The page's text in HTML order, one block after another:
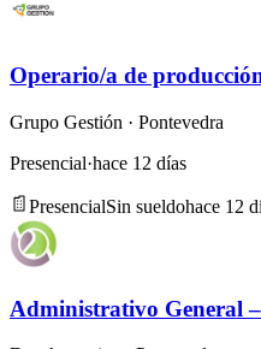
Operario/a de
Grupo Gestión · Pontevedra
Presencial·hace 12 días
PresencialSin sueldohace 12
Administrativo General